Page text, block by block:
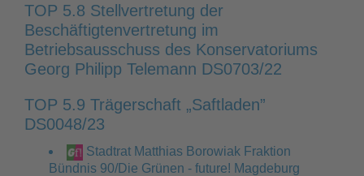
TOP 5.8 Stellvertretung der
Beschäftigtenvertretung im
Betriebsausschuss des Konservatoriums
Georg Philipp Telemann DS0703/22
TOP 5.9 Trägerschaft „Saftladen”
DS0048/23
Stadtrat Matthias Borowiak Fraktion
Bündnis 90/Die Grünen - future! Magdeburg